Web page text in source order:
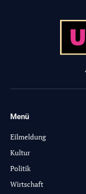
Menü
Eilmeldung
Kultur
Politik
Wirtschaft